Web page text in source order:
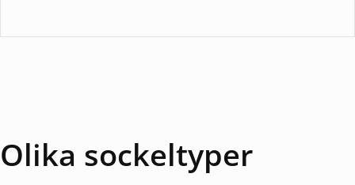
Olika sockeltyper